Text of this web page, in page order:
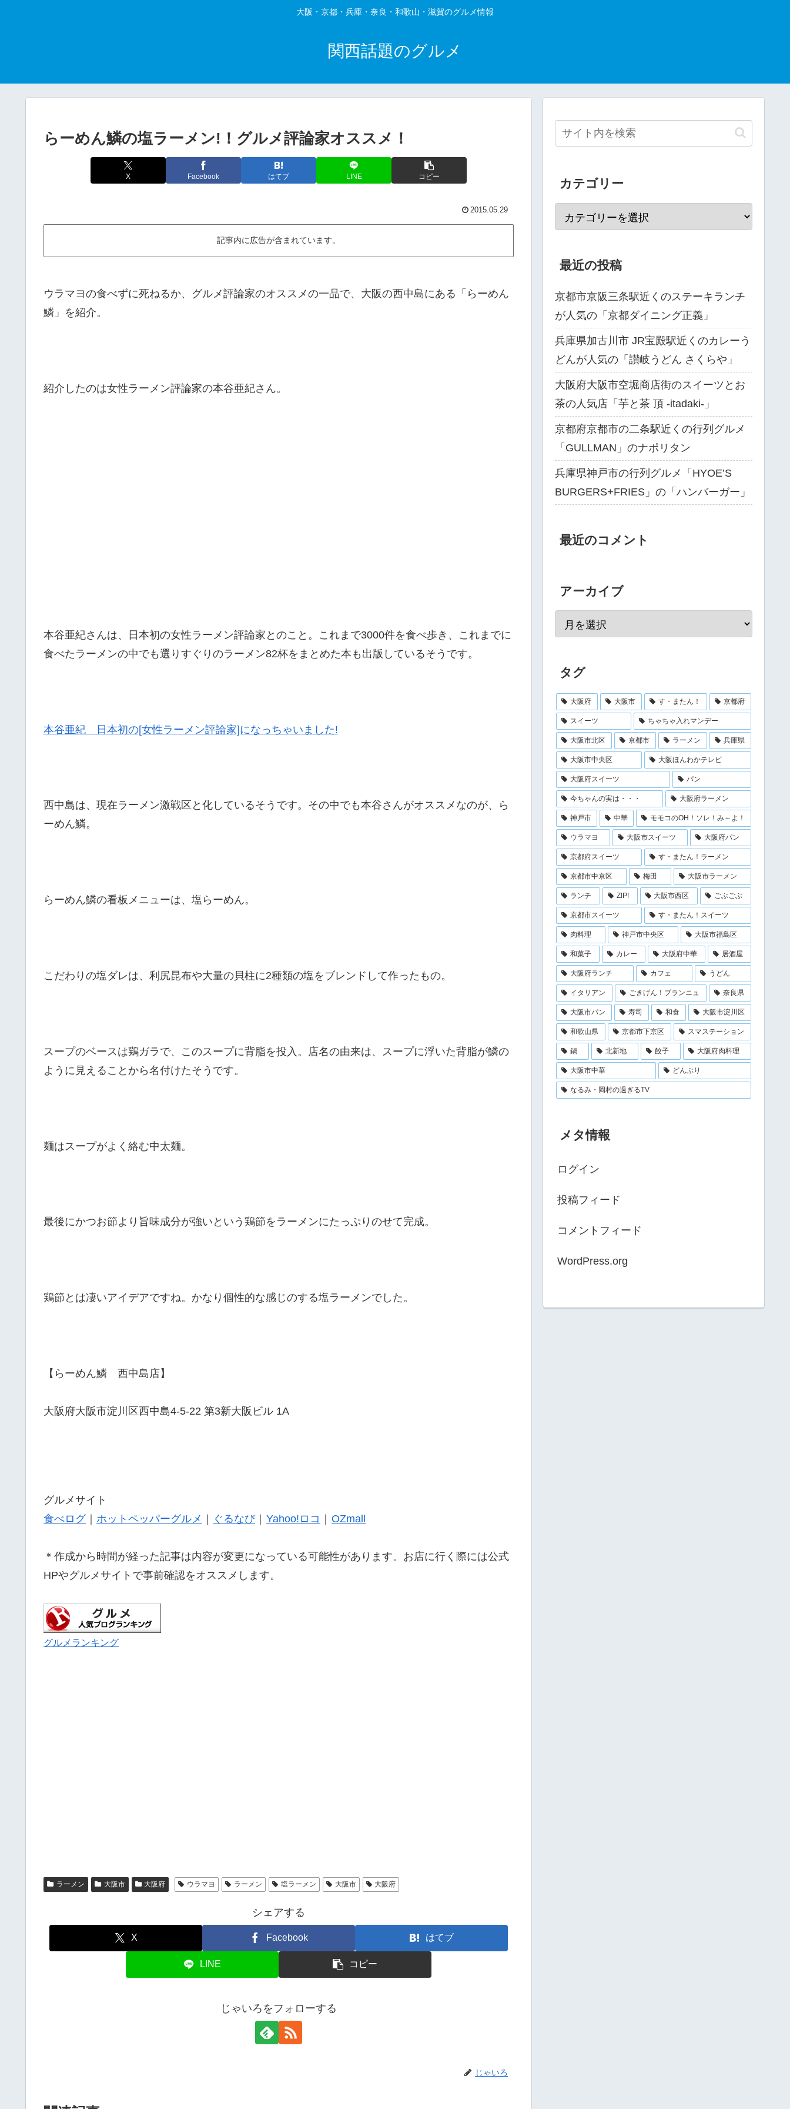
大阪・京都・兵庫・奈良・和歌山・滋賀のグルメ情報
関西話題のグルメ
らーめん鱗の塩ラーメン!！グルメ評論家オススメ！
X Facebook はてブ LINE コピー
2015.05.29
記事内に広告が含まれています。
ウラマヨの食べずに死ねるか、グルメ評論家のオススメの一品で、大阪の西中島にある「らーめん
鱗」を紹介。
紹介したのは女性ラーメン評論家の本谷亜紀さん。
本谷亜紀さんは、日本初の女性ラーメン評論家とのこと。これまで3000件を食べ歩き、これまでに
食べたラーメンの中でも選りすぐりのラーメン82杯をまとめた本も出版しているそうです。
本谷亜紀 日本初の[女性ラーメン評論家]になっちゃいました!
西中島は、現在ラーメン激戦区と化しているそうです。その中でも本谷さんがオススメなのが、ら
ーめん鱗。
らーめん鱗の看板メニューは、塩らーめん。
こだわりの塩ダレは、利尻昆布や大量の貝柱に2種類の塩をブレンドして作ったもの。
スープのベースは鶏ガラで、このスープに背脂を投入。店名の由来は、スープに浮いた背脂が鱗の
ように見えることから名付けたそうです。
麺はスープがよく絡む中太麺。
最後にかつお節より旨味成分が強いという鶏節をラーメンにたっぷりのせて完成。
鶏節とは凄いアイデアですね。かなり個性的な感じのする塩ラーメンでした。
【らーめん鱗 西中島店】
大阪府大阪市淀川区西中島4-5-22 第3新大阪ビル 1A
グルメサイト
食べログ｜ ホットペッパーグルメ ｜ ぐるなび｜ Yahoo!ロコ ｜ OZmall
＊作成から時間が経った記事は内容が変更になっている可能性があります。お店に行く際には公式
HPやグルメサイトで事前確認をオススメします。
グルメランキング
ラーメン 大阪市 大阪府 ウラマヨ ラーメン 塩ラーメン 大阪市 大阪府
シェアする
X Facebook はてブ
LINE コピー
じゃいろをフォローする
じゃいろ
カテゴリー
最近の投稿
京都市京阪三条駅近くのステーキランチ
が人気の「京都ダイニング正義」
兵庫県加古川市 JR宝殿駅近くのカレーう
どんが人気の「讃岐うどん さくらや」
大阪府大阪市空堀商店街のスイーツとお
茶の人気店「芋と茶 頂 -itadaki-」
京都府京都市の二条駅近くの行列グルメ
「GULLMAN」のナポリタン
兵庫県神戸市の行列グルメ「HYOE’S
BURGERS+FRIES」の「ハンバーガー」
最近のコメント
アーカイブ
タグ
大阪府 大阪市 す・またん！ 京都府
スイーツ ちゃちゃ入れマンデー
大阪市北区 京都市 ラーメン 兵庫県
大阪市中央区 大阪ほんわかテレビ
大阪府スイーツ パン
今ちゃんの実は・・・ 大阪府ラーメン
神戸市 中華 モモコのOH！ソレ！み～よ！
ウラマヨ 大阪市スイーツ 大阪府パン
京都府スイーツ す・またん！ラーメン
京都市中京区 梅田 大阪市ラーメン
ランチ ZIP! 大阪市西区 ごぶごぶ
京都市スイーツ す・またん！スイーツ
肉料理 神戸市中央区 大阪市福島区
和菓子 カレー 大阪府中華 居酒屋
大阪府ランチ カフェ うどん
イタリアン ごきげん！ブランニュ 奈良県
大阪市パン 寿司 和食 大阪市淀川区
和歌山県 京都市下京区 スマステーション
鍋 北新地 餃子 大阪府肉料理
大阪市中華 どんぶり
なるみ・岡村の過ぎるTV
メタ情報
ログイン
投稿フィード
コメントフィード
WordPress.org